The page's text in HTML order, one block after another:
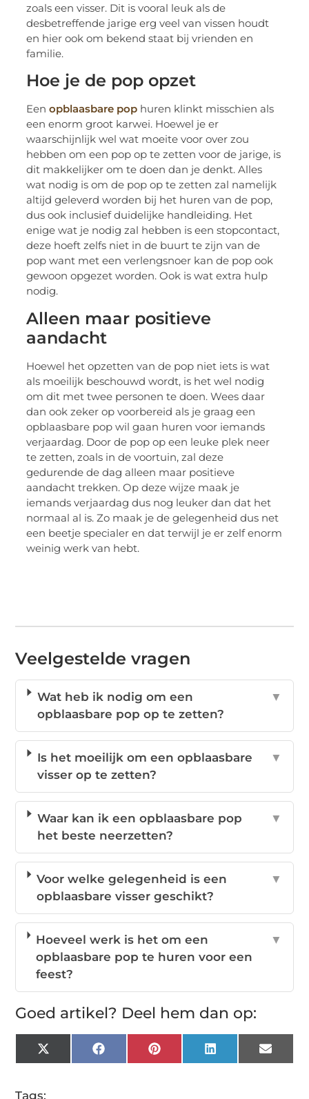
zoals een visser. Dit is vooral leuk als de
desbetreffende jarige erg veel van vissen houdt
en hier ook om bekend staat bij vrienden en
familie.
Hoe je de pop opzet
Eenopblaasbare pop huren klinkt misschien als
een enorm groot karwei. Hoewel je er
waarschijnlijk wel wat moeite voor over zou
hebben om een pop op te zetten voor de jarige, is
dit makkelijker om te doen dan je denkt. Alles
wat nodig is om de pop op te zetten zal namelijk
altijd geleverd worden bij het huren van de pop,
dus ook inclusief duidelijke handleiding. Het
enige wat je nodig zal hebben is een stopcontact,
deze hoeft zelfs niet in de buurt te zijn van de
pop want met een verlengsnoer kan de pop ook
gewoon opgezet worden. Ook is wat extra hulp
nodig.
Alleen maar positieve
aandacht
Hoewel het opzetten van de pop niet iets is wat
als moeilijk beschouwd wordt, is het wel nodig
om dit met twee personen te doen. Wees daar
dan ook zeker op voorbereid als je graag een
opblaasbare pop wil gaan huren voor iemands
verjaardag. Door de pop op een leuke plek neer
te zetten, zoals in de voortuin, zal deze
gedurende de dag alleen maar positieve
aandacht trekken. Op deze wijze maak je
iemands verjaardag dus nog leuker dan dat het
normaal al is. Zo maak je de gelegenheid dus net
een beetje specialer en dat terwijl je er zelf enorm
weinig werk van hebt.
Veelgestelde vragen
Wat heb ik nodig om een
opblaasbare pop op te zetten?
▼
Is het moeilijk om een opblaasbare
visser op te zetten?
▼
Waar kan ik een opblaasbare pop
het beste neerzetten?
▼
Voor welke gelegenheid is een
opblaasbare visser geschikt?
▼
Hoeveel werk is het om een
opblaasbare pop te huren voor een
feest?
▼
Goed artikel? Deel hem dan op:
X
(Twitter)
FacebookPinterestLinkedInEmail
Tags: